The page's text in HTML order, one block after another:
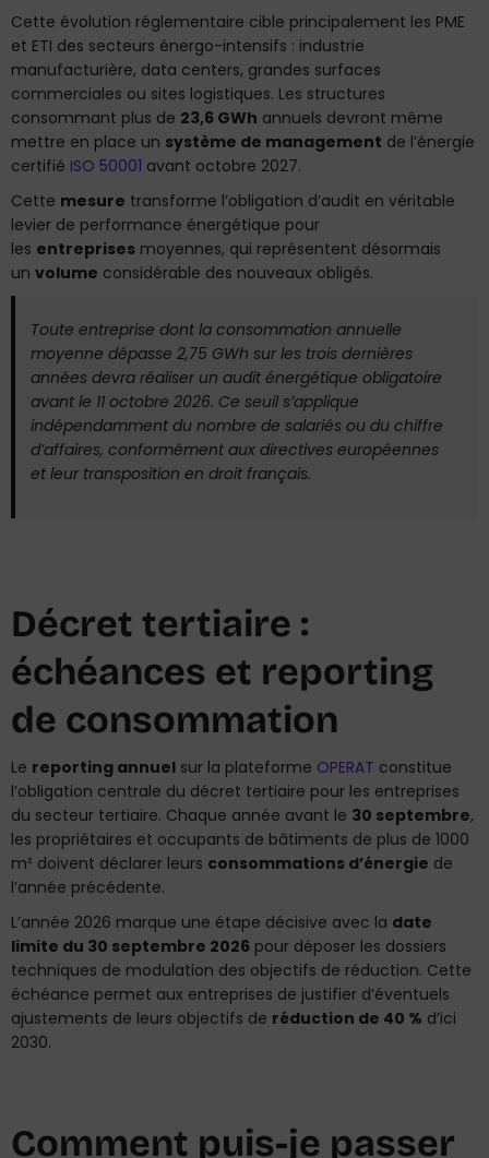
Cette évolution réglementaire cible principalement les PME
et ETI des secteurs énergo-intensifs : industrie
manufacturière, data centers, grandes surfaces
commerciales ou sites logistiques. Les structures
consommant plus de 23,6 GWh annuels devront même
mettre en place un système de management de l’énergie
certifié ISO 50001 avant octobre 2027.
Cette mesure transforme l’obligation d’audit en véritable
levier de performance énergétique pour
les entreprises moyennes, qui représentent désormais
un volume considérable des nouveaux obligés.
Toute entreprise dont la consommation annuelle
moyenne dépasse 2,75 GWh sur les trois dernières
années devra réaliser un audit énergétique obligatoire
avant le 11 octobre 2026. Ce seuil s’applique
indépendamment du nombre de salariés ou du chiffre
d’affaires, conformément aux directives européennes
et leur transposition en droit français.
Décret tertiaire :
échéances et reporting
de consommation
Le reporting annuel sur la plateforme OPERAT constitue
l’obligation centrale du décret tertiaire pour les entreprises
du secteur tertiaire. Chaque année avant le 30 septembre,
les propriétaires et occupants de bâtiments de plus de 1000
m² doivent déclarer leurs consommations d’énergie de
l’année précédente.
L’année 2026 marque une étape décisive avec la date
limite du 30 septembre 2026 pour déposer les dossiers
techniques de modulation des objectifs de réduction. Cette
échéance permet aux entreprises de justifier d’éventuels
ajustements de leurs objectifs de réduction de 40 % d’ici
2030.
Comment puis-je passer